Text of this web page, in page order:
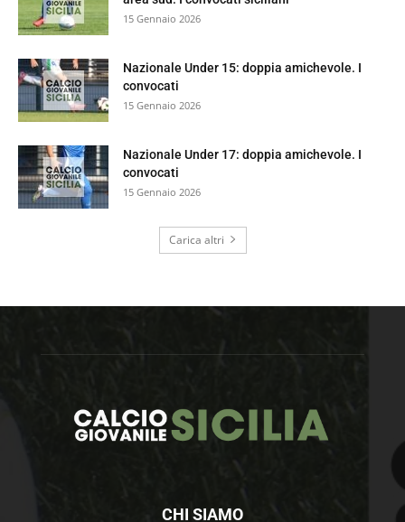
15 Gennaio 2026
Nazionale Under 15: doppia amichevole. I
convocati
15 Gennaio 2026
Nazionale Under 17: doppia amichevole. I
convocati
15 Gennaio 2026
Carica altri
CHI SIAMO